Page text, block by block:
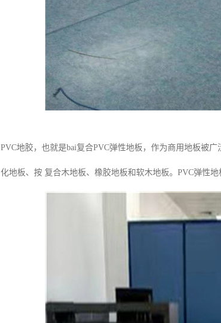
PVC地胶，也就是bai复合PVC弹性地板，作为商用地板被
化地板、按 复合木地板、橡胶地板和软木地板。PVC弹性